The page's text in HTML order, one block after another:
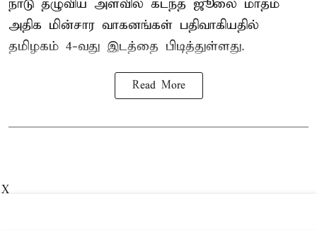
நாடு தழுவிய அளவில் கடந்த ஜூலை மாதம்
அதிக மின்சார வாகனங்கள் பதிவாகியதில்
தமிழகம் 4-வது இடத்தை பிடித்துள்ளது.
Read More
X